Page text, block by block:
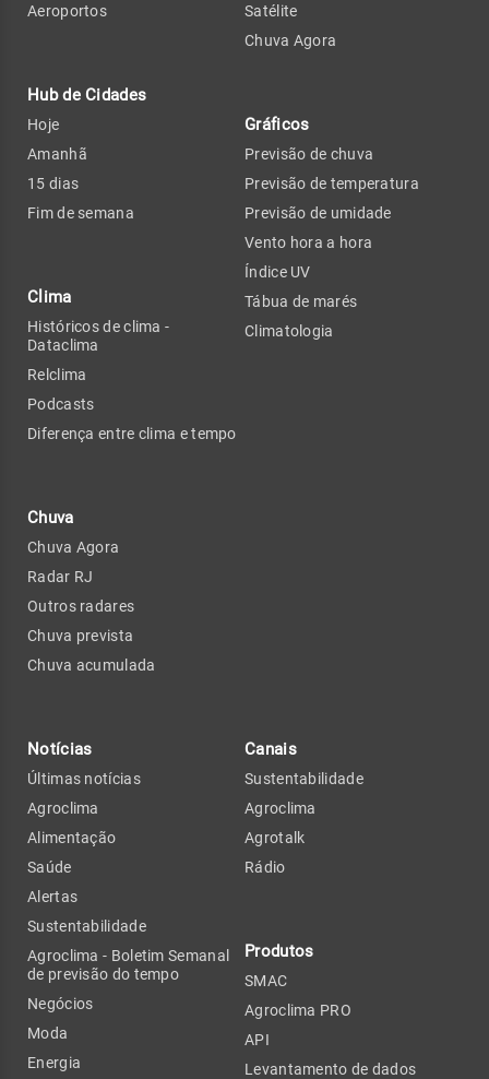
Aeroportos
Hub de Cidades
Hoje
Amanhã
15 dias
Fim de semana
Clima
Históricos de clima -
Dataclima
Relclima
Podcasts
Diferença entre clima e tempo
Chuva
Chuva Agora
Radar RJ
Outros radares
Chuva prevista
Chuva acumulada
Satélite
Chuva Agora
Gráficos
Previsão de chuva
Previsão de temperatura
Previsão de umidade
Vento hora a hora
Índice UV
Tábua de marés
Climatologia
Notícias
Últimas notícias
Agroclima
Alimentação
Saúde
Alertas
Sustentabilidade
Agroclima - Boletim Semanal
de previsão do tempo
Negócios
Moda
Energia
Canais
Sustentabilidade
Agroclima
Agrotalk
Rádio
Produtos
SMAC
Agroclima PRO
API
Levantamento de dados